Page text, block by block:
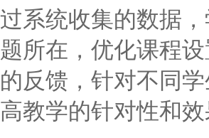
过系统收集的数据
题所在，优化课程
的反馈，针对不同
高教学的针对性和效